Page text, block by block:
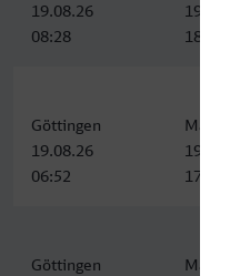
19.08.26
08:28
19.08.26
18:29
Göttingen
19.08.26
06:52
17:14
Göttingen